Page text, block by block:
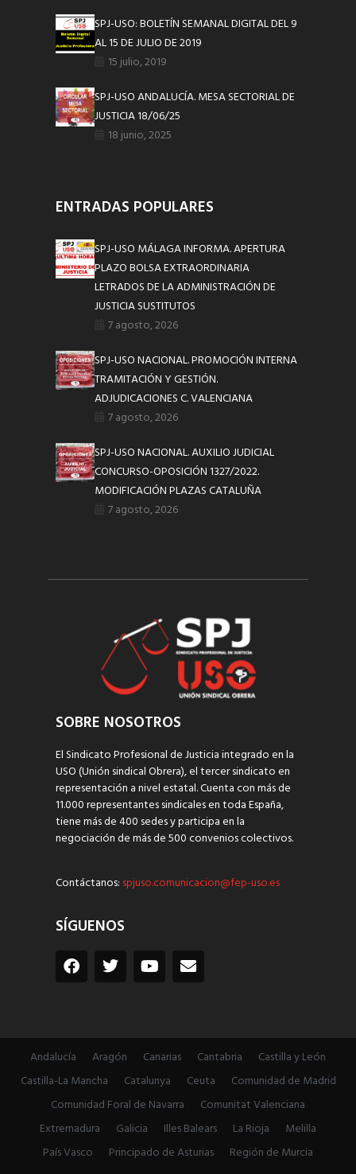
SPJ-USO: BOLETÍN SEMANAL DIGITAL DEL 9
AL 15 DE JULIO DE 2019
15 julio, 2019
SPJ-USO ANDALUCÍA. MESA SECTORIAL DE
JUSTICIA 18/06/25
18 junio, 2025
ENTRADAS POPULARES
SPJ-USO MÁLAGA INFORMA. APERTURA
PLAZO BOLSA EXTRAORDINARIA
LETRADOS DE LA ADMINISTRACIÓN DE
JUSTICIA SUSTITUTOS
7 agosto, 2026
SPJ-USO NACIONAL. PROMOCIÓN INTERNA
TRAMITACIÓN Y GESTIÓN.
ADJUDICACIONES C. VALENCIANA
7 agosto, 2026
SPJ-USO NACIONAL. AUXILIO JUDICIAL
CONCURSO-OPOSICIÓN 1327/2022.
MODIFICACIÓN PLAZAS CATALUÑA
7 agosto, 2026
SOBRE NOSOTROS
El Sindicato Profesional de Justicia integrado en la
USO (Unión sindical Obrera), el tercer sindicato en
representación a nivel estatal. Cuenta con más de
11.000 representantes sindicales en toda España,
tiene más de 400 sedes y participa en la
negociación de más de 500 convenios colectivos.
Contáctanos: spjuso.comunicacion@fep-uso.es
SÍGUENOS
Andalucía Aragón Canarias Cantabria
Castilla y León
Castilla-La Mancha
Catalunya Ceuta
Comunidad de Madrid
Comunidad Foral de Navarra
Comunitat Valenciana
Extremadura
Galicia Illes Balears La Rioja
Melilla
País Vasco
Principado de Asturias Región de Murcia